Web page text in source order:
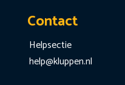
Contact
Helpsectie
help@kluppen.nl